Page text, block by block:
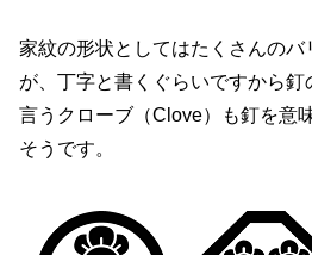
家紋の形状としてはたくさんの
が、丁字と書くぐらいですから
言うクローブ（Clove）も釘を意
そうです。